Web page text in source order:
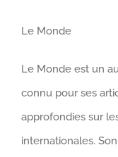
Le Monde
Le Monde est un
connu pour ses
approfondies sur
internationales.